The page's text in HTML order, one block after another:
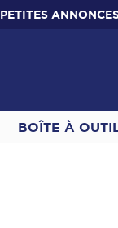
PETITES
BOÎTE À